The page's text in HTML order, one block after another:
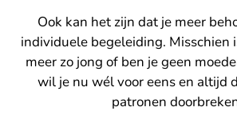
Ook kan het zijn dat je meer
individuele begeleiding. Misschien
meer zo jong of ben je geen
wil je nu wél voor eens en altijd
patronen